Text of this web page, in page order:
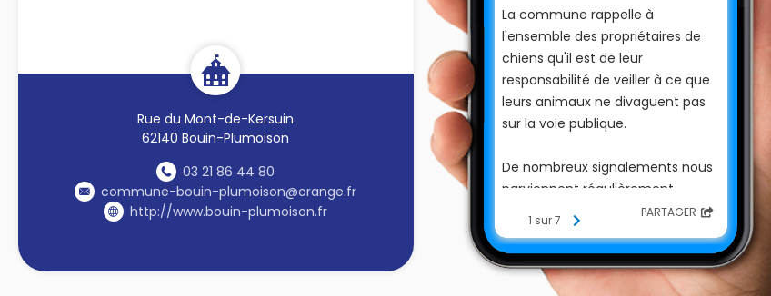
Rue du Mont-de-Kersuin
62140 Bouin-Plumoison
03 21 86 44 80
commune-bouin-plumoison@orange.fr
http://www.bouin-plumoison.fr
La commune rappelle à
l'ensemble des propriétaires de
chiens qu'il est de leur
responsabilité de veiller à ce que
leurs animaux ne divaguent pas
sur la voie publique.
De nombreux signalements nous
parviennent régulièrement
concernant des chiens en liberté.
Cette situation peut présenter un
danger pour les piétons, les
cyclistes, les automobilistes, les
1 sur 7 PARTAGER